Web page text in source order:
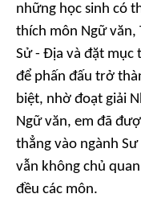
những học sinh có
thích môn Ngữ văn,
Sử - Địa và đặt mục
để phấn đấu trở
biệt, nhờ đoạt giải
Ngữ văn, em đã
thẳng vào ngành
vẫn không chủ
đều các môn.